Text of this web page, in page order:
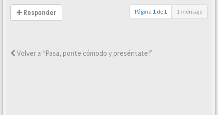
Responder Página 1 de 1 1 mensaje
Volver a “Pasa, ponte cómodo y preséntate!”